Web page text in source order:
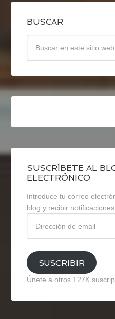
BUSCAR
SUSCRÍBETE AL
ELECTRÓNICO
Introduce tu correo
blog y recibir
email
SUSCRIBIR
Únete a otros 127K